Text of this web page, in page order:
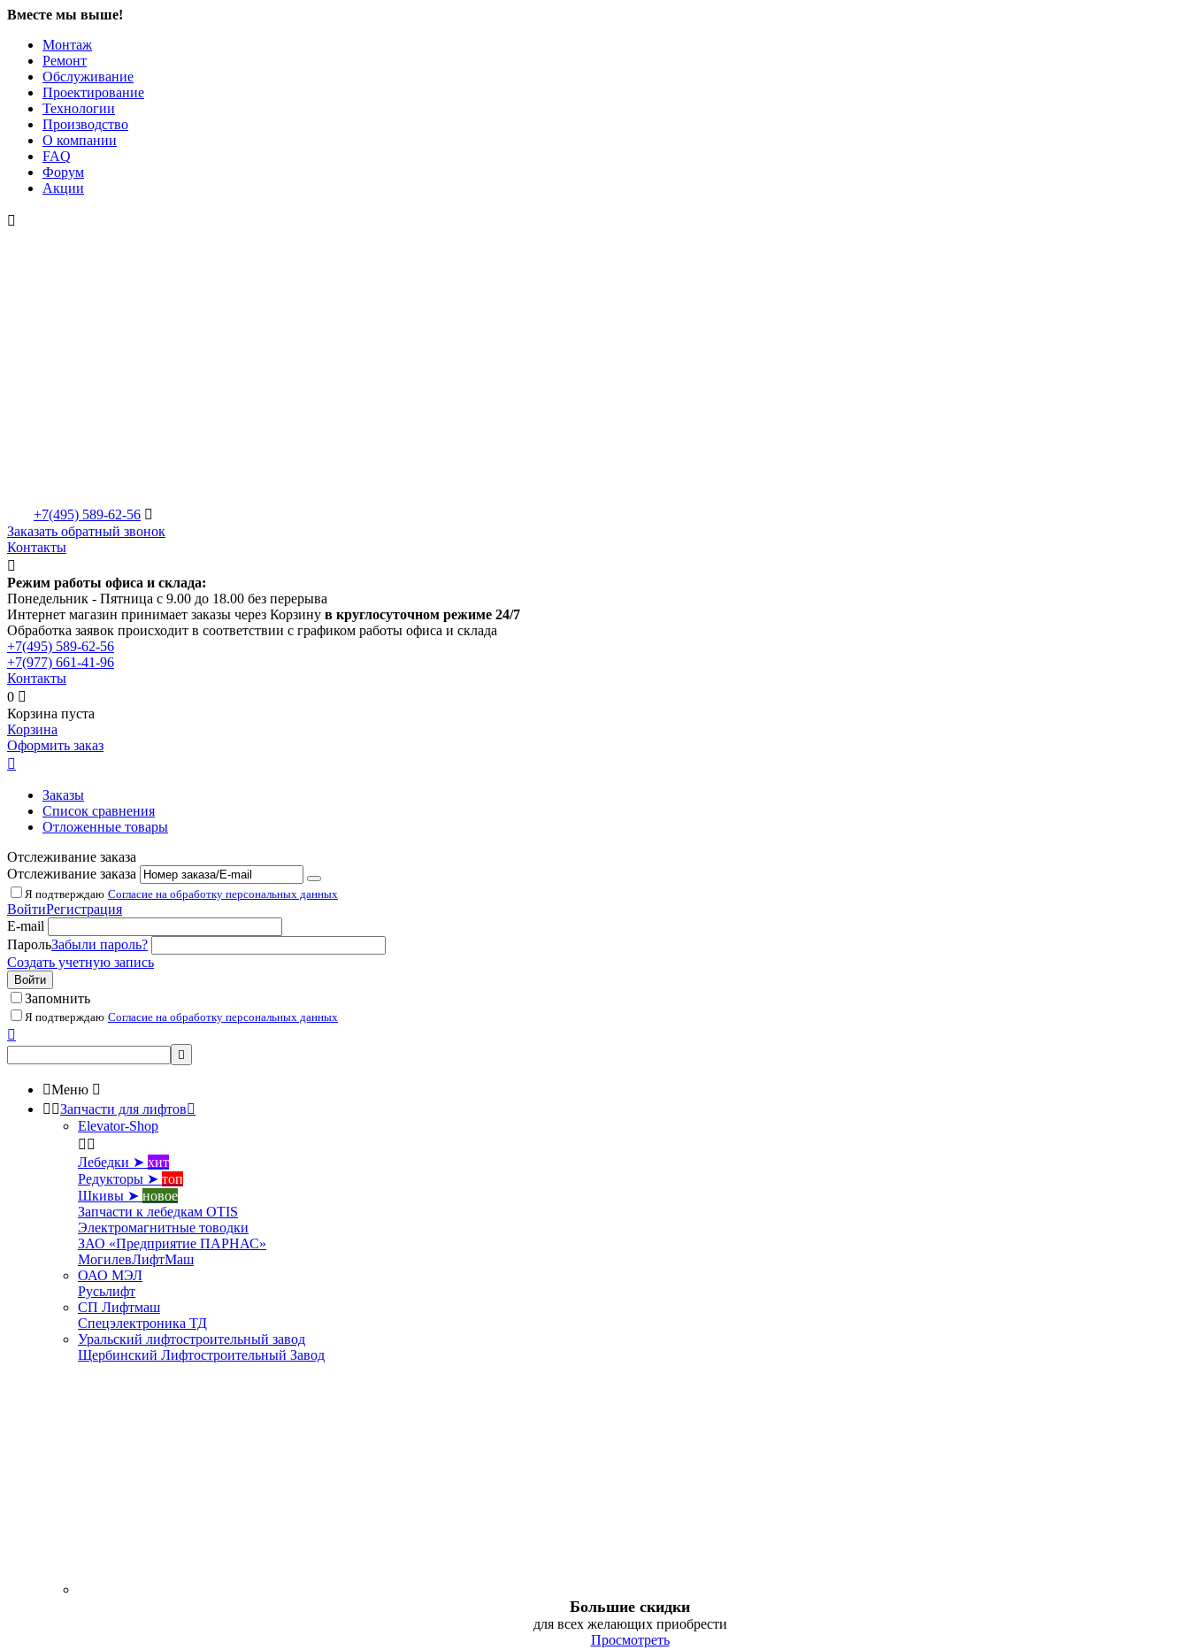
Вместе мы выше!
Монтаж
Ремонт
Обслуживание
Проектирование
Технологии
Производство
О компании
FAQ
Форум
Акции

+7(495) 589-62-56 
Заказать обратный звонок
Контакты

Режим работы офиса и склада:
Понедельник - Пятница с 9.00 до 18.00 без перерыва
Интернет магазин принимает заказы через Корзину в круглосуточном режиме 24/7
Обработка заявок происходит в соответствии с графиком работы офиса и склада
+7(495) 589-62-56
+7(977) 661-41-96
Контакты
0 
Корзина пуста
Корзина
Оформить заказ

Заказы
Список сравнения
Отложенные товары
Отслеживание заказа
Отслеживание заказа
Я подтверждаю Согласие на обработку персональных данных
ВойтиРегистрация
E-mail
ПарольЗабыли пароль?
Создать учетную запись
Войти
Запомнить
Я подтверждаю Согласие на обработку персональных данных


Меню 
 Запчасти для лифтов
Elevator-Shop
 
Лебедки ➤ хит
Редукторы ➤ топ
Шкивы ➤ новое
Запчасти к лебедкам OTIS
Электромагнитные товодки
ЗАО «Предприятие ПАРНАС»
МогилевЛифтМаш
ОАО МЭЛ
Русьлифт
СП Лифтмаш
Спецэлектроника ТД
Уральский лифтостроительный завод
Щербинский Лифтостроительный Завод
Большие скидки
для всех желающих приобрести
Просмотреть